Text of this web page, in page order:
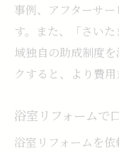
事例、アフターサ
す。また、「さい
域独自の助成制度
クすると、より費
浴室リフォームで
浴室リフォームを